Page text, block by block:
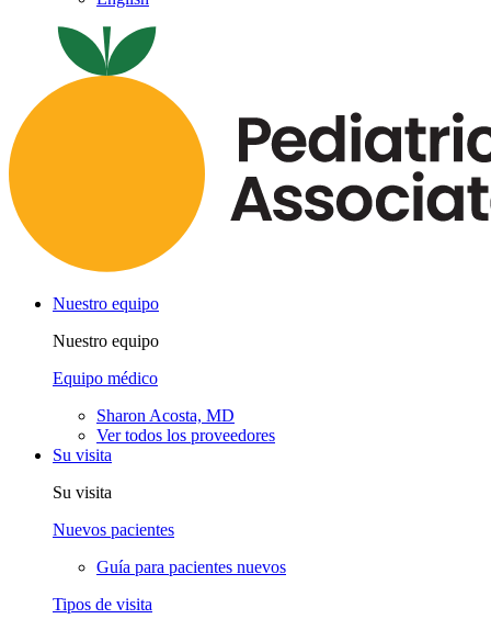
Nuestro equipo
Nuestro equipo
Equipo médico
Sharon Acosta, MD
Ver todos los proveedores
Su visita
Su visita
Nuevos pacientes
Guía para pacientes nuevos
Tipos de visita